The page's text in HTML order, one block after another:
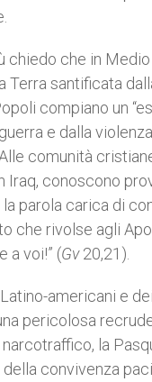
chiedo che in
Terra santificata
compiano un
e dalla
comunità
Iraq, conoscono
parola carica di
che rivolse agli
a voi!” (Gv20,21).
americani e
pericolosa
la
convivenza